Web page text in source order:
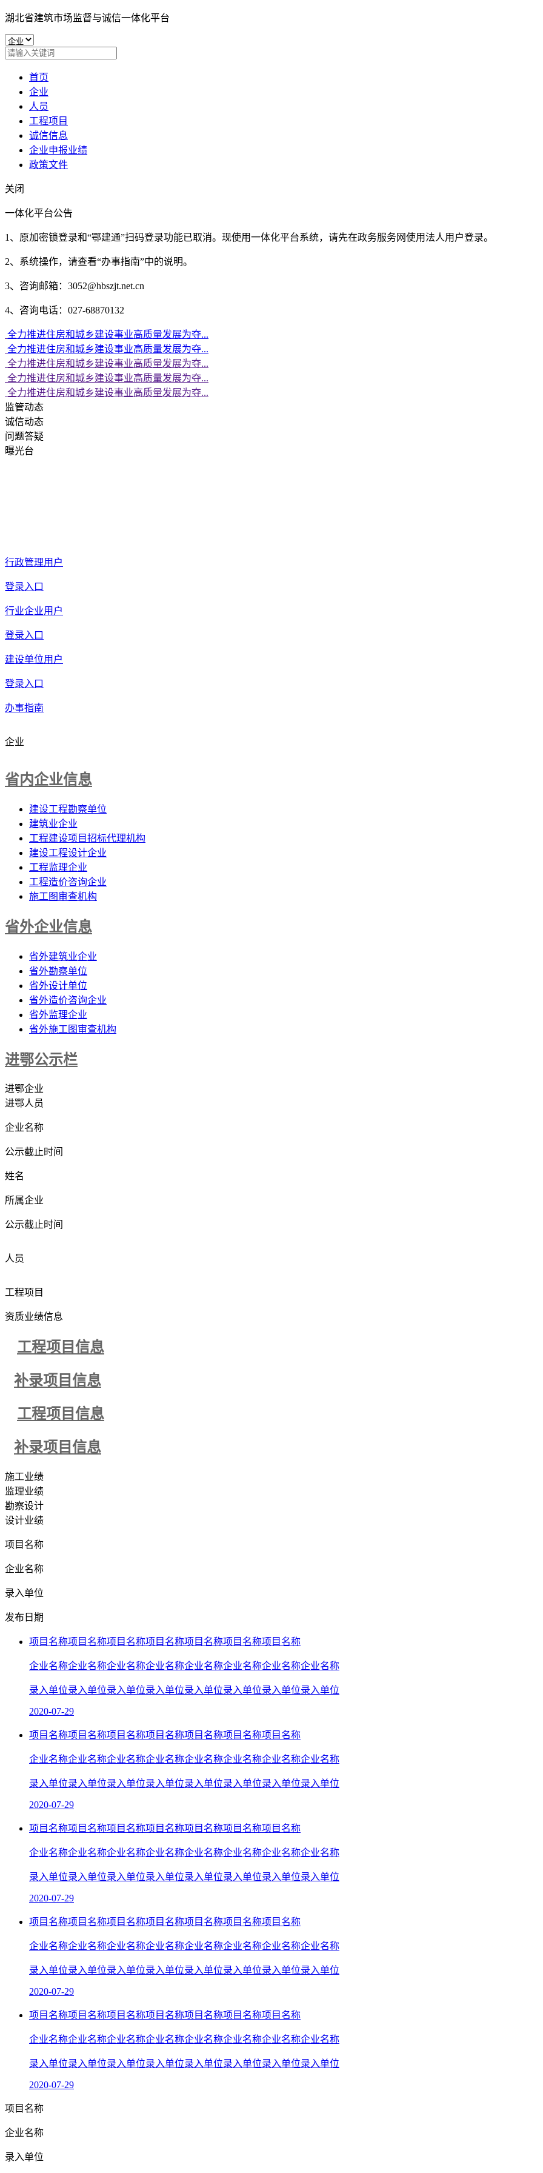
湖北省建筑市场监督与诚信一体化平台
首页
企业
人员
工程项目
诚信信息
企业申报业绩
政策文件
关闭
一体化平台公告
1、原加密锁登录和“鄂建通”扫码登录功能已取消。现使用一体化平台系统，请先在政务服务网使用法人用户登录。
2、系统操作，请查看“办事指南”中的说明。
3、咨询邮箱：3052@hbszjt.net.cn
4、咨询电话：027-68870132
全力推进住房和城乡建设事业高质量发展为夺...
全力推进住房和城乡建设事业高质量发展为夺...
全力推进住房和城乡建设事业高质量发展为夺...
全力推进住房和城乡建设事业高质量发展为夺...
全力推进住房和城乡建设事业高质量发展为夺...
监管动态
诚信动态
问题答疑
曝光台
行政管理用户
登录入口
行业企业用户
登录入口
建设单位用户
登录入口
办事指南
企业
省内企业信息
建设工程勘察单位
建筑业企业
工程建设项目招标代理机构
建设工程设计企业
工程监理企业
工程造价咨询企业
施工图审查机构
省外企业信息
省外建筑业企业
省外勘察单位
省外设计单位
省外造价咨询企业
省外监理企业
省外施工图审查机构
进鄂公示栏
进鄂企业
进鄂人员
企业名称
公示截止时间
姓名
所属企业
公示截止时间
人员
工程项目
资质业绩信息
工程项目信息
补录项目信息
工程项目信息
补录项目信息
施工业绩
监理业绩
勘察设计
设计业绩
项目名称
企业名称
录入单位
发布日期
项目名称项目名称项目名称项目名称项目名称项目名称项目名称
企业名称企业名称企业名称企业名称企业名称企业名称企业名称企业名称
录入单位录入单位录入单位录入单位录入单位录入单位录入单位录入单位
2020-07-29
项目名称项目名称项目名称项目名称项目名称项目名称项目名称
企业名称企业名称企业名称企业名称企业名称企业名称企业名称企业名称
录入单位录入单位录入单位录入单位录入单位录入单位录入单位录入单位
2020-07-29
项目名称项目名称项目名称项目名称项目名称项目名称项目名称
企业名称企业名称企业名称企业名称企业名称企业名称企业名称企业名称
录入单位录入单位录入单位录入单位录入单位录入单位录入单位录入单位
2020-07-29
项目名称项目名称项目名称项目名称项目名称项目名称项目名称
企业名称企业名称企业名称企业名称企业名称企业名称企业名称企业名称
录入单位录入单位录入单位录入单位录入单位录入单位录入单位录入单位
2020-07-29
项目名称项目名称项目名称项目名称项目名称项目名称项目名称
企业名称企业名称企业名称企业名称企业名称企业名称企业名称企业名称
录入单位录入单位录入单位录入单位录入单位录入单位录入单位录入单位
2020-07-29
项目名称
企业名称
录入单位